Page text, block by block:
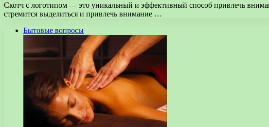
Скотч с логотипом — это уникальный и эффективный способ привлечь
стремится выделиться и привлечь внимание …
Бытовые вопросы